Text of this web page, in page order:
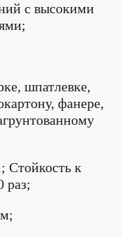
с высокими
шпатлевке,
фанере,
Стойкость к
раз;